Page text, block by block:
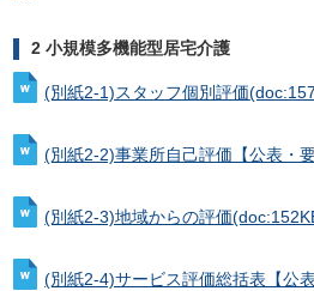
2 小規模多機能型居宅介護
(別紙2-1)スタッフ個別評価
(別紙2-2)事業所自己評価【公表・
(別紙2-3)地域からの評価
(別紙2-4)サービス評価総括表【公